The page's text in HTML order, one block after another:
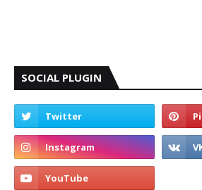
SOCIAL PLUGIN